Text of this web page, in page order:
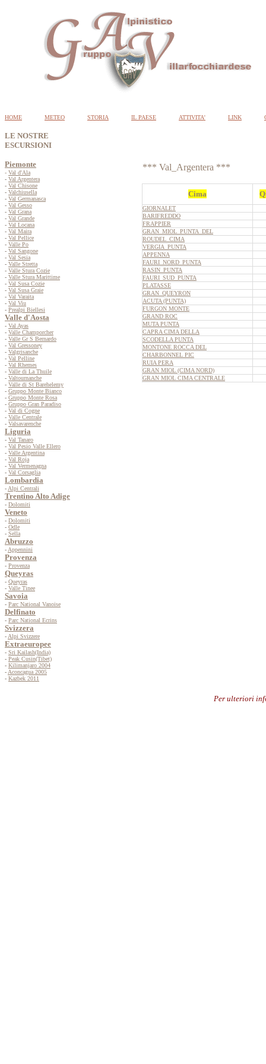
HOME METEO STORIA IL PAESE ATTIVITA' LINK
LE NOSTRE
ESCURSIONI
Piemonte
- Val d'Ala
- Val Argentera
- Val Chisone
- Valchiusella
- Val Germanasca
- Val Gesso
- Val Grana
- Val Grande
- Val Locana
- Val Maira
- Val Pellice
- Valle Po
- Val Sangone
- Val Sesia
- Valle Stretta
- Valle Stura Cozie
- Valle Stura Marittime
- Val Susa Cozie
- Val Susa Graie
- Val Varaita
- Val Viu
- Prealpi Biellesi
Valle d'Aosta
- Val Ayas
- Valle Champorcher
- Valle Gr S Bernardo
- Val Gressoney
- Valgrisanche
- Val Pelline
- Val Rhemes
- Valle di La Thuile
- Valtournanche
- Valle di St Barehelemy
- Gruppo Monte Bianco
- Gruppo Monte Rosa
- Gruppo Gran Paradiso
- Val di Cogne
- Valle Centrale
- Valsavarenche
Liguria
- Val Tanaro
- Val Pesio Valle Ellero
- Valle Argentina
- Val Roja
- Val Vermenagna
- Val Corsaglia
Lombardia
- Alpi Centrali
Trentino Alto Adige
- Dolomiti
Veneto
- Dolomiti
- Odle
- Sella
Abruzzo
- Appennini
Provenza
- Provenza
Queyras
- Queyras
- Valle Tinee
Savoia
- Parc National Vanoise
Delfinato
- Parc National Ecrins
Svizzera
- Alpi Svizzere
Extraeuropee
- Sri Kailash(India)
- Peak Cusin(Tibet)
- Kilimanjaro 2004
- Aconcagua 2005
- Kazbek 2011
*** Val_Argentera ***
Cima
GIORNALET
BARIFREDDO
FRAPPIER
GRAN_MIOL_PUNTA_DEL
ROUDEL_CIMA
VERGIA_PUNTA
APPENNA
FAURI_NORD_PUNTA
RASIN_PUNTA
FAURI_SUD_PUNTA
PLATASSE
GRAN_QUEYRON
ACUTA (PUNTA)
FURGON MONTE
GRAND ROC
MUTA PUNTA
CAPRA CIMA DELLA
SCODELLA PUNTA
MONTONE ROCCA DEL
CHARBONNEL PIC
RUIA PERA
GRAN MIOL (CIMA NORD)
GRAN MIOL CIMA CENTRALE
Per ulteriori